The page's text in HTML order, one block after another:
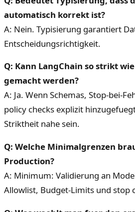
automatisch korrekt ist?
A: Nein. Typisierung garantiert
Entscheidungsrichtigkeit.
Q: Kann LangChain so strikt
gemacht werden?
A: Ja. Wenn Schemas, Stop-bei-
policy checks explizit
Striktheit nahe sein.
Q: Welche Minimalgrenzen
Production?
A: Minimum: Validierung an
Allowlist, Budget-Limits und stop